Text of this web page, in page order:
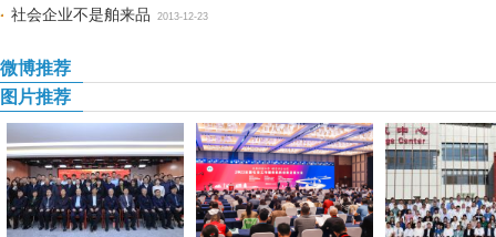
社会企业不是舶来品 2013-12-23
微博推荐
图片推荐